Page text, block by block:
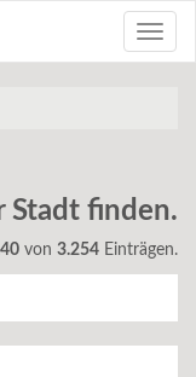
Toggle
Stadt finden.
von 3.254 Einträgen.